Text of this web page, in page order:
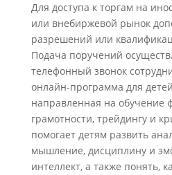
Для доступа к торгам на
или внебиржевой рынок
разрешений или
Подача поручений
телефонный звонок
онлайн-программа для
направленная на обучение
грамотности, трейдингу и
помогает детям развить
мышление, дисциплину и
интеллект, а также понять,